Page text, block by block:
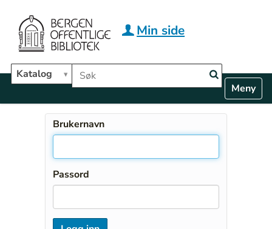
Hopp til hovedinnhold
Søk i biblioteket
Katalog
Min side
v
Toggle
Brukernavn
Passord